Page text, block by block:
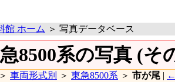
館 ホーム ＞ 写真データベース
8500系の写真 (そ
＞ 車両形式別 ＞ 東急8500系 ＞ 市が尾 |